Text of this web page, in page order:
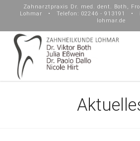
Zahnarztpraxis Dr. med. dent. Both,
Lohmar • Telefon: 02246 - 913191 •
lohmar.de